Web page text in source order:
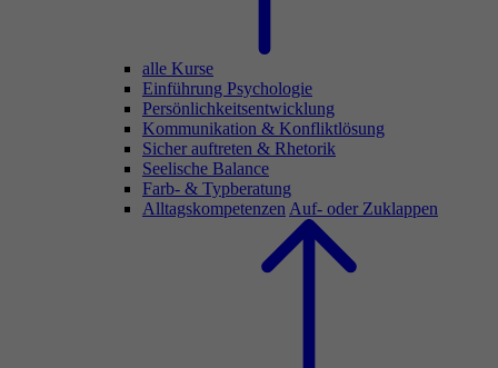
alle Kurse
Einführung Psychologie
Persönlichkeitsentwicklung
Kommunikation & Konfliktlösung
Sicher auftreten & Rhetorik
Seelische Balance
Farb- & Typberatung
Alltagskompetenzen Auf- oder Zuklappen